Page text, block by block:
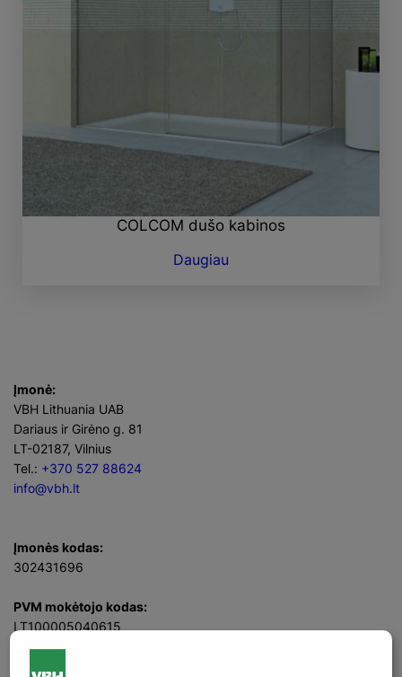
COLCOM dušo kabinos
Daugiau
Įmonė:
VBH Lithuania UAB
Dariaus ir Girėno g. 81
LT-02187, Vilnius
Tel.: +370 527 88624
info@vbh.lt
Įmonės kodas:
302431696
PVM mokėtojo kodas:
LT100005040615
Direktorius